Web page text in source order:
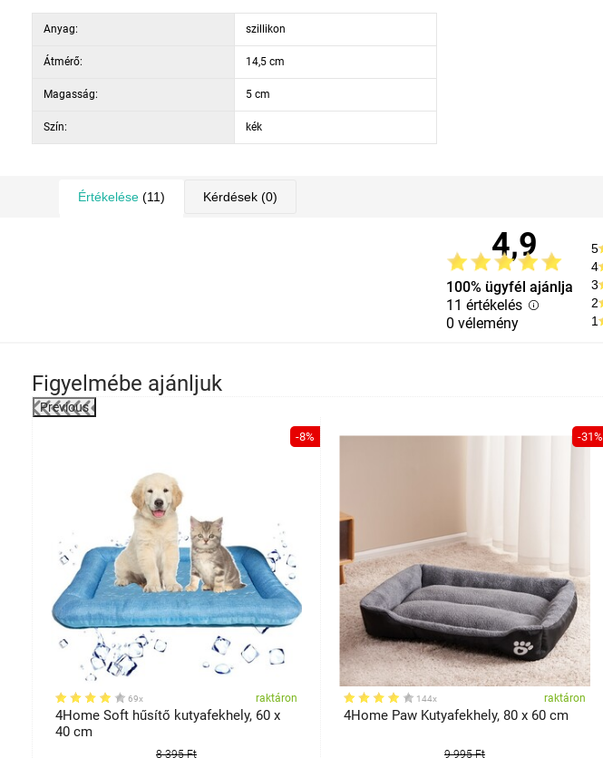
Anyag: szillikon
Átmérő: 14,5 cm
Magasság: 5 cm
Szín: kék
Értékelése (11) Kérdések (0)
4,9
100% ügyfél ajánlja
11 értékelés
0 vélemény
5
4
3
2
1
Figyelmébe ajánljuk
Previous
-8%
69x raktáron
4Home Soft hűsítő kutyafekhely, 60 x
40 cm
8 395 Ft
-31%
144x raktáron
4Home Paw Kutyafekhely, 80 x 60 cm
9 995 Ft